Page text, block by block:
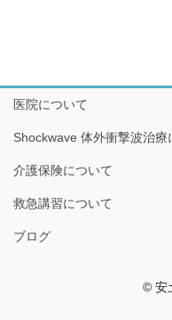
医院について
Shockwave 体外衝撃波治療
介護保険について
救急講習について
ブログ
© 安